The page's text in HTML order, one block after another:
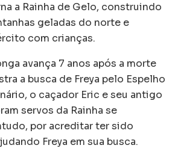
a Rainha de Gelo, construindo
geladas do norte e
com crianças.
avança 7 anos após a morte
a busca de Freya pelo Espelho
o caçador Eric e seu antigo
servos da Rainha se
por acreditar ter sido
Freya em sua busca.